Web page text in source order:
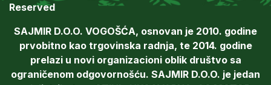
Reserved
SAJMIR D.O.O. VOGOŠĆA, osnovan je 2010. godine
prvobitno kao trgovinska radnja, te 2014. godine
prelazi u novi organizacioni oblik društvo sa
ograničenom odgovornošću. SAJMIR D.O.O. je jedan